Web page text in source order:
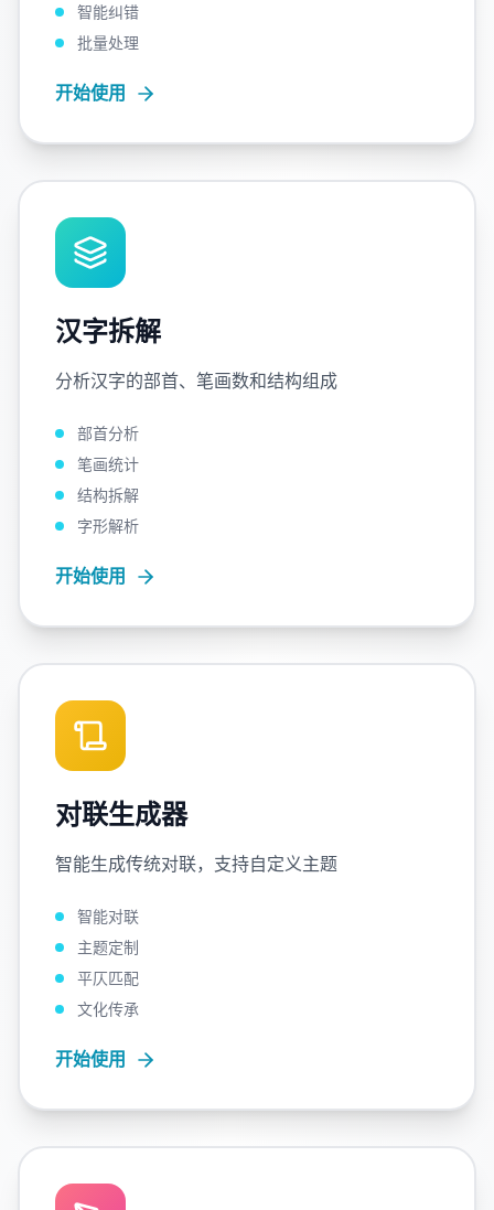
智能纠错
批量处理
开始使用
汉字拆解
分析汉字的部首、笔画数和结构组成
部首分析
笔画统计
结构拆解
字形解析
开始使用
对联生成器
智能生成传统对联，支持自定义主题
智能对联
主题定制
平仄匹配
文化传承
开始使用